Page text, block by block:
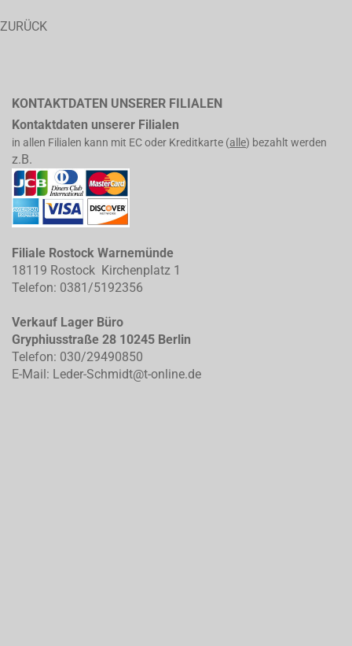
ZURÜCK
KONTAKTDATEN UNSERER FILIALEN
Kontaktdaten unserer Filialen
in allen Filialen kann mit EC oder Kreditkarte (alle) bezahlt werden
z.B.
Filiale Rostock Warnemünde
18119 Rostock Kirchenplatz 1
Telefon: 0381/5192356
Verkauf Lager Büro
Gryphiusstraße 28 10245 Berlin
Telefon: 030/29490850
E-Mail: Leder-Schmidt@t-online.de